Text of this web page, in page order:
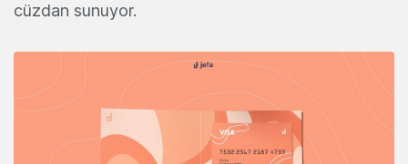
cüzdan sunuyor.